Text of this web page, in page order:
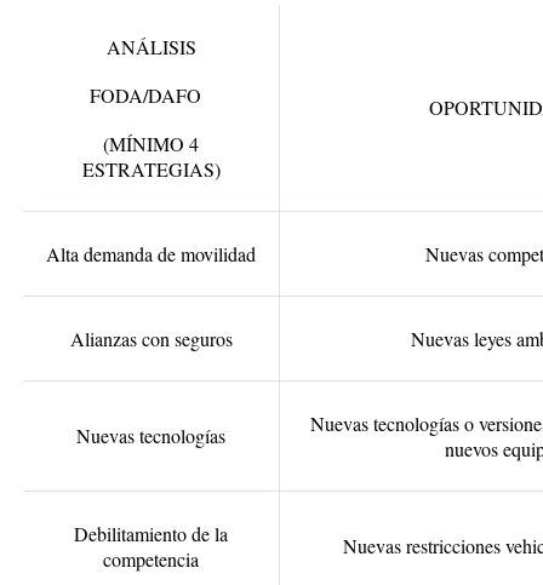
ANÁLISIS
FODA/DAFO
(MÍNIMO 4
ESTRATEGIAS)
Alta demanda de movilidad Nuevas
Alianzas con seguros Nuevas leyes
Nuevas tecnologías
Nuevas tecnologías o
nuevos
Debilitamiento de la
competencia
Nuevas restricciones